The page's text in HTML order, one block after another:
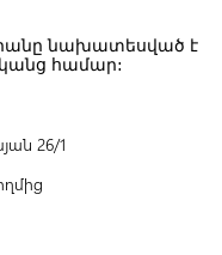
նախատեսված է
համար:
26/1